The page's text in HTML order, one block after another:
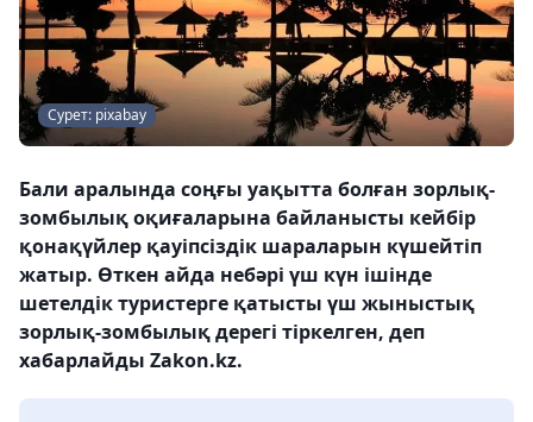
Сурет: pixabay
Бали аралында соңғы уақытта болған зорлық-
зомбылық оқиғаларына байланысты кейбір
қонақүйлер қауіпсіздік шараларын күшейтіп
жатыр. Өткен айда небәрі үш күн ішінде
шетелдік туристерге қатысты үш жыныстық
зорлық-зомбылық дерегі тіркелген, деп
хабарлайды Zakon.kz.